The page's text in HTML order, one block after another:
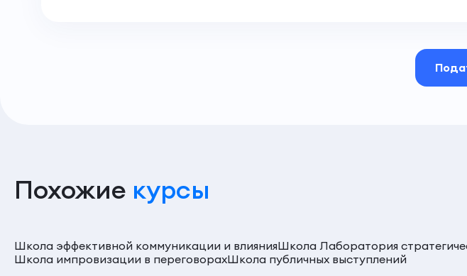
Похожие курсы
Школа эффективной коммуникации и влиянияШкола Лаборатория
Школа импровизации в переговорахШкола публичных выступлений